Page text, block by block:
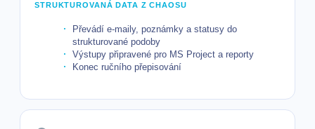
STRUKTUROVANÁ DATA Z CHAOSU
Převádí e-maily, poznámky a statusy do
strukturované podoby
Výstupy připravené pro MS Project a reporty
Konec ručního přepisování